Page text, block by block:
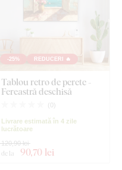
-25% REDUCERI 🔥
Tablou retro de perete -
Fereastră deschisă
( 0)
Livrare estimată în 4 zile
lucrătoare
de la 90,70 lei
120,90 lei